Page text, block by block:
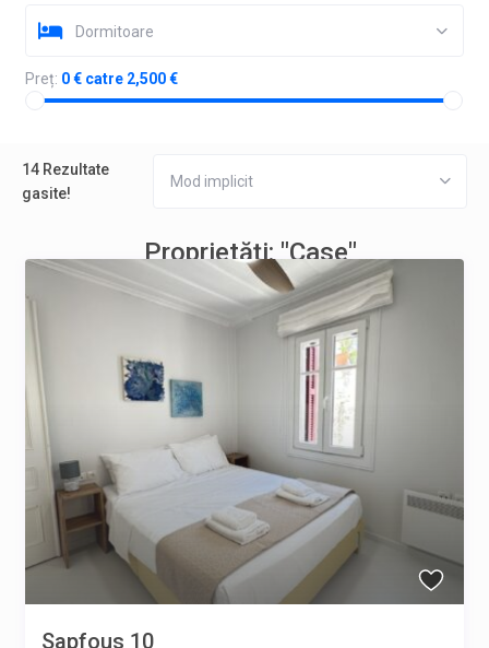
Dormitoare
Preț: 0 € catre 2,500 €
14 Rezultate
gasite!
Mod implicit
Proprietăți: "Case"
Sapfous 10